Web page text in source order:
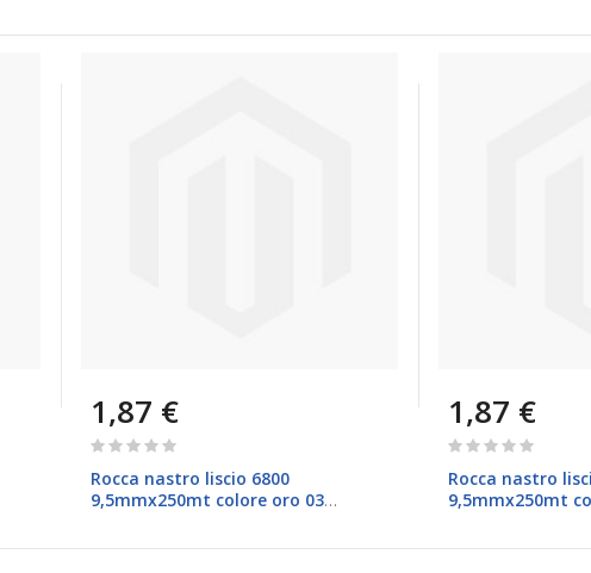
1,87 €
Rating:
Rocca nastro liscio 6800
9,5mmx250mt colore oro 03
1,87 €
Rating:
Rocca nastro
9,5mmx250mt